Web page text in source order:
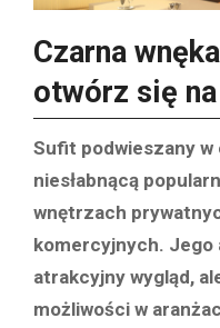
Czarna
otwórz się
Sufit podwieszany
niesłabnącą
wnętrzach
komercyjnych.
atrakcyjny wygląd,
możliwości w